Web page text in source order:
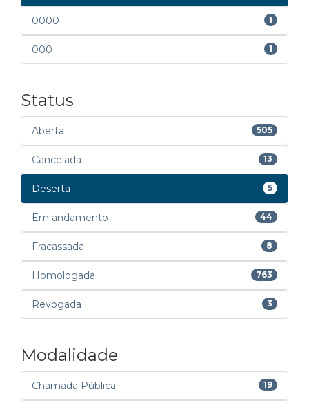
0000 1
000 1
Status
Aberta 505
Cancelada 13
Deserta 5
Em andamento 44
Fracassada 8
Homologada 763
Revogada 3
Modalidade
Chamada Pública 19